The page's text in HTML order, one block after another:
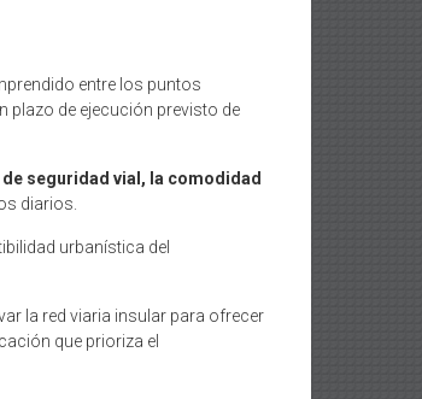
entre los puntos
plazo de ejecución previsto de
seguridad vial, la comodidad
diarios.
urbanística del
la red viaria insular para ofrecer
que prioriza el